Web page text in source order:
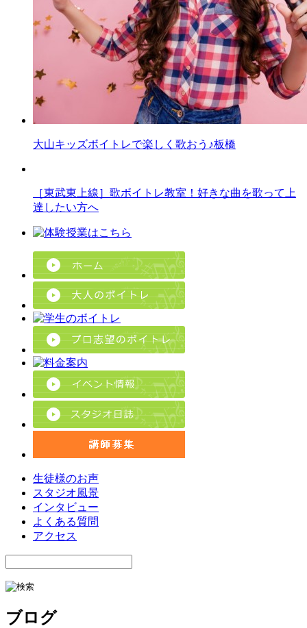
大山キッズボイトレで楽しく歌おう♪板橋
［東武東上線］歌ボイトレ教室！好きな曲を歌って上
達したい方へ
生徒様のお声
スタジオ風景
インタビュー
よくある質問
アクセス
ブログ